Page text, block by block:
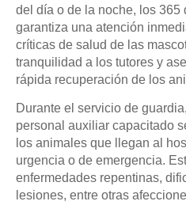
del día o de la noche, los 365
garantiza una atención
críticas de salud de las
tranquilidad a los tutores y
rápida recuperación de los
Durante el servicio de
personal auxiliar capacitado
los animales que llegan al
urgencia o de emergencia.
enfermedades repentinas,
lesiones, entre otras